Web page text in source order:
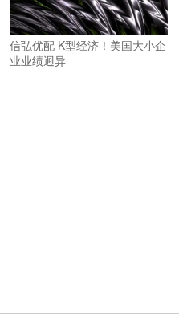
信弘优配 K型经济！美国大小企
业业绩迥异